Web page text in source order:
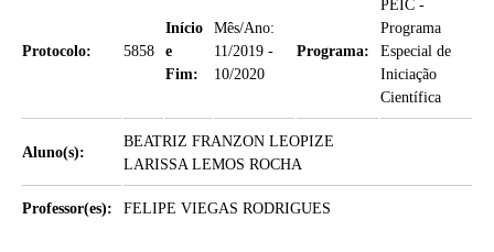
Protocolo: 5858
Início
e
Fim:
Mês/Ano:
11/2019 -
10/2020
Programa:
PEIC -
Programa
Especial de
Iniciação
Científica
Aluno(s):
BEATRIZ FRANZON LEOPIZE
LARISSA LEMOS ROCHA
Professor(es): FELIPE VIEGAS RODRIGUES